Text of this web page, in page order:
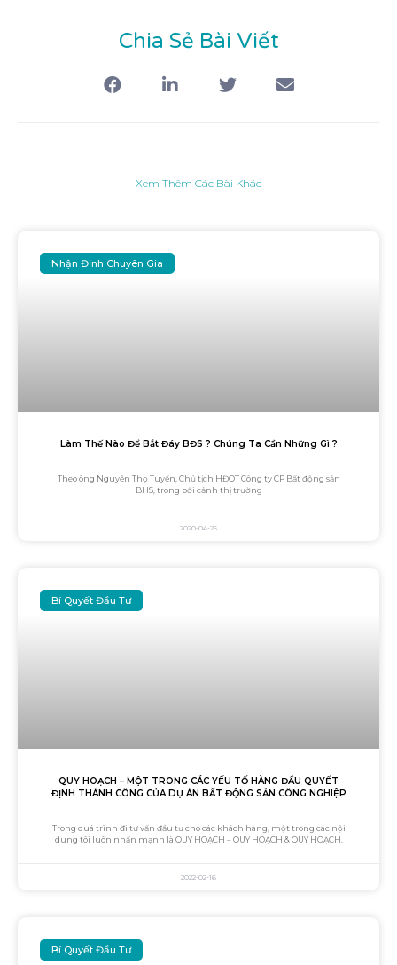
Chia Sẻ Bài Viết
Xem Thêm Các Bài Khác
Nhận Định Chuyên Gia
Làm Thế Nào Để Bắt Đáy BĐS ? Chúng Ta Cần Những Gì ?
Theo ông Nguyễn Thọ Tuyển, Chủ tịch HĐQT Công ty CP Bất động sản
BHS, trong bối cảnh thị trường
2020-04-25
Bí Quyết Đầu Tư
QUY HOẠCH – MỘT TRONG CÁC YẾU TỐ HÀNG ĐẦU QUYẾT
ĐỊNH THÀNH CÔNG CỦA DỰ ÁN BẤT ĐỘNG SẢN CÔNG NGHIỆP
Trong quá trình đi tư vấn đầu tư cho các khách hàng, một trong các nội
dung tôi luôn nhấn mạnh là QUY HOẠCH – QUY HOẠCH & QUY HOẠCH.
2022-02-16
Bí Quyết Đầu Tư